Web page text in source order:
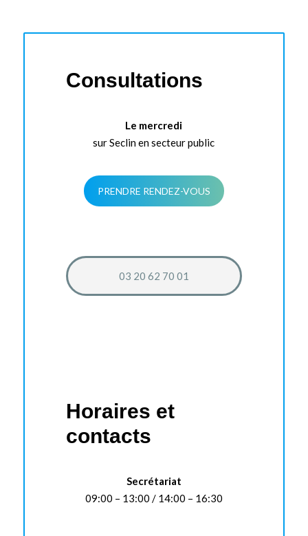
Consultations
Le mercredi
sur Seclin en secteur public
PRENDRE RENDEZ-VOUS
03 20 62 70 01
Horaires et
contacts
Secrétariat
09:00 – 13:00 / 14:00 – 16:30